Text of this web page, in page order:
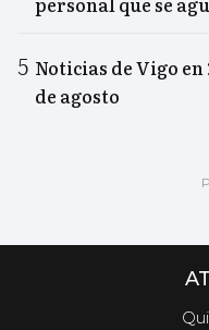
Noticias de Vigo
de agosto